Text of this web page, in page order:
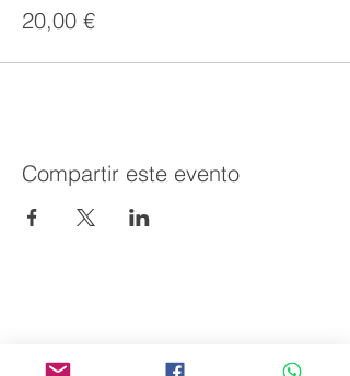
20,00 €
Compartir este evento
AVPA